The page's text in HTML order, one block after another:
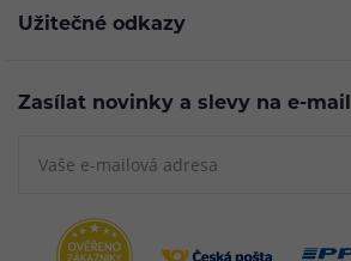
Užitečné odkazy
Zasílat novinky a slevy na e-mail